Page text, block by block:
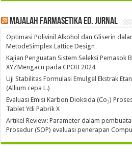
Majalah Farmasetika Ed. Jurnal
Optimasi Polivinil Alkohol dan Gliserin
MetodeSimplex Lattice Design
Kajian Penguatan Sistem Seleksi Pemasok
XYZMengacu pada CPOB 2024
Uji Stabilitas Formulasi Emulgel Ekstrak
(Allium cepa L.)
Evaluasi Emisi Karbon Dioksida (Co₂)
Tablet Ydi Pabrik X
Artikel Review: Parameter dalam
Prosedur (SOP) evaluasi penerapan